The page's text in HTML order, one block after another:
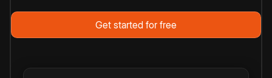
Get started for free